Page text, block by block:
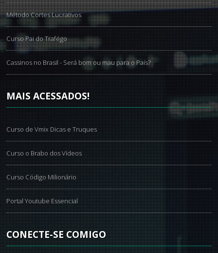
Método Cortes Lucrativos
Curso Pai do Trafégo
Cassinos no Brasil - Será bom ou mau para o País?
MAISACESSADOS!
Curso de Vmix Dicas e Truques
Curso o Brabo dos Vídeos
Curso Código Milionário
Portal Youtube Essencial
CONECTE-SE COMIGO